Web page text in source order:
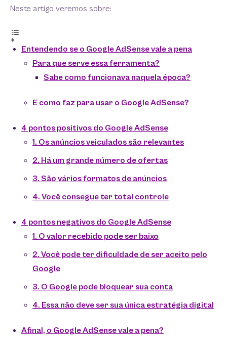
Neste artigo veremos sobre:
Entendendo se o Google AdSense vale a pena
Para que serve essa ferramenta?
Sabe como funcionava naquela época?
E como faz para usar o Google AdSense?
4 pontos positivos do Google AdSense
1. Os anúncios veiculados são relevantes
2. Há um grande número de ofertas
3. São vários formatos de anúncios
4. Você consegue ter total controle
4 pontos negativos do Google AdSense
1. O valor recebido pode ser baixo
2. Você pode ter dificuldade de ser aceito pelo
Google
3. O Google pode bloquear sua conta
4. Essa não deve ser sua única estratégia digital
Afinal, o Google AdSense vale a pena?